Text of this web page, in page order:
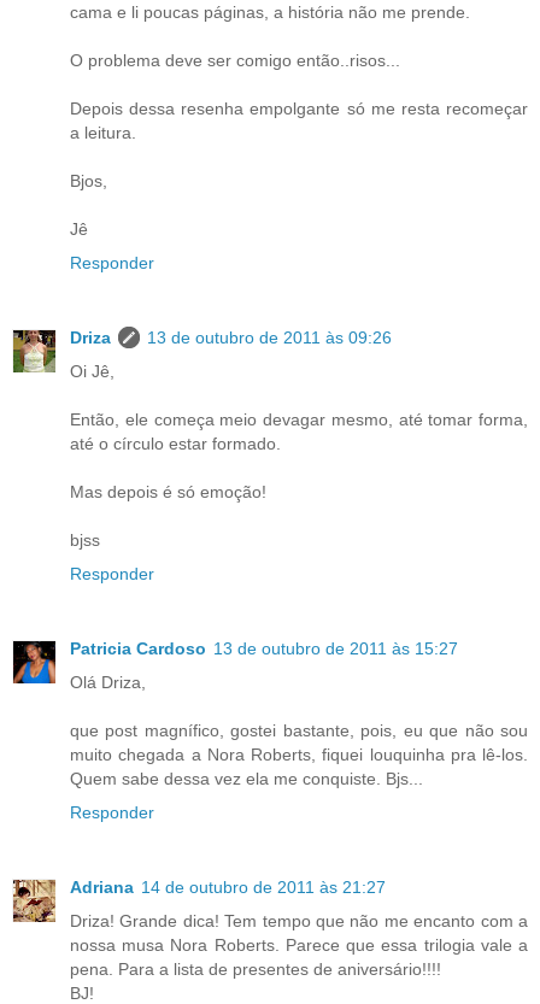
cama e li poucas páginas, a história não me prende.
O problema deve ser comigo então..risos...
Depois dessa resenha empolgante só me resta recomeçar
a leitura.
Bjos,
Jê
Responder
Driza
13 de outubro de 2011 às 09:26
Oi Jê,
Então, ele começa meio devagar mesmo, até tomar forma,
até o círculo estar formado.
Mas depois é só emoção!
bjss
Responder
Patricia Cardoso 13 de outubro de 2011 às 15:27
Olá Driza,
que post magnífico, gostei bastante, pois, eu que não sou
muito chegada a Nora Roberts, fiquei louquinha pra lê-los.
Quem sabe dessa vez ela me conquiste. Bjs...
Responder
Adriana 14 de outubro de 2011 às 21:27
Driza! Grande dica! Tem tempo que não me encanto com a
nossa musa Nora Roberts. Parece que essa trilogia vale a
pena. Para a lista de presentes de aniversário!!!!
BJ!